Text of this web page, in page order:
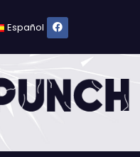
Español